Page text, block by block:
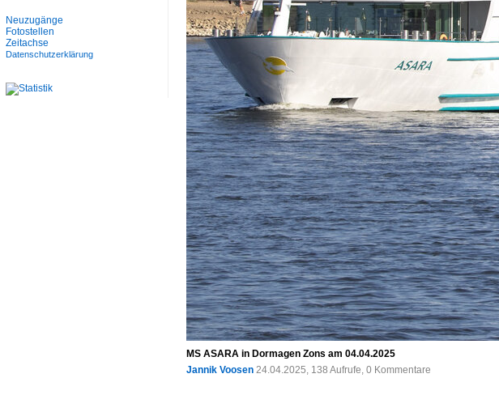
MS ASARA in Dormagen Zons am 04.04.2025
Jannik Voosen 24.04.2025, 138 Aufrufe, 0 Kommentare
Neuzugänge
Fotostellen
Zeitachse
Datenschutzerklärung